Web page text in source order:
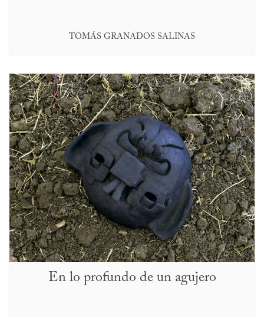
TOMÁS GRANADOS SALINAS
En lo profundo de un agujero